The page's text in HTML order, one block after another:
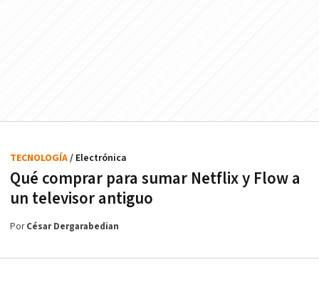
Qué comprar para sumar Netflix y Flow a
un televisor antiguo
TECNOLOGÍA/ Electrónica
PorCésar Dergarabedian